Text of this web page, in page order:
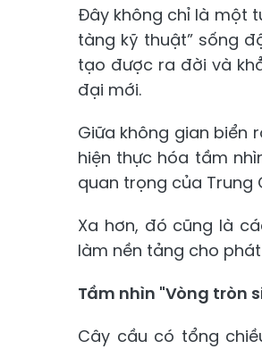
Đây không chỉ là một
tàng kỹ thuật” sống
tạo được ra đời và
đại mới.
Giữa không gian biển
hiện thực hóa tầm
quan trọng của Trung
Xa hơn, đó cũng là
làm nền tảng cho
Tầm nhìn "Vòng tròn
Cây cầu có tổng